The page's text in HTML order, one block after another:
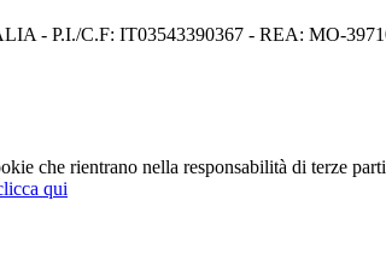
- P.I./C.F: IT03543390367 - REA: MO-
che rientrano nella responsabilità di terze
qui